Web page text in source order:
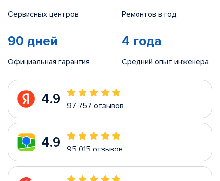
Сервисных центров Ремонтов в год
90 дней
Официальная гарантия
4 года
Средний опыт инженера
4.9 97 757 отзывов
4.9 95 015 отзывов